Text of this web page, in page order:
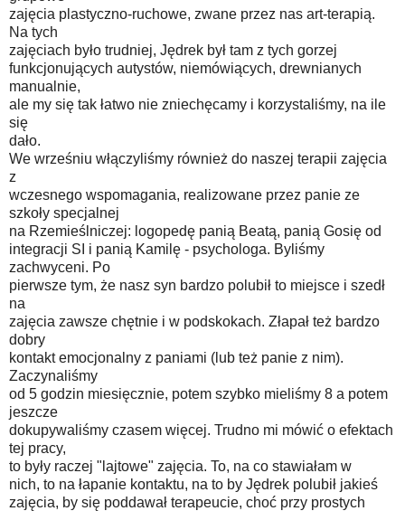
zajęcia plastyczno-ruchowe, zwane przez nas art-terapią.
Na tych
zajęciach było trudniej, Jędrek był tam z tych gorzej
funkcjonujących autystów, niemówiących, drewnianych
manualnie,
ale my się tak łatwo nie zniechęcamy i korzystaliśmy, na ile
się
dało.
We wrześniu włączyliśmy również do naszej terapii zajęcia
z
wczesnego wspomagania, realizowane przez panie ze
szkoły specjalnej
na Rzemieślniczej: logopedę panią Beatą, panią Gosię od
integracji SI i panią Kamilę - psychologa. Byliśmy
zachwyceni. Po
pierwsze tym, że nasz syn bardzo polubił to miejsce i szedł
na
zajęcia zawsze chętnie i w podskokach. Złapał też bardzo
dobry
kontakt emocjonalny z paniami (lub też panie z nim).
Zaczynaliśmy
od 5 godzin miesięcznie, potem szybko mieliśmy 8 a potem
jeszcze
dokupywaliśmy czasem więcej. Trudno mi mówić o efektach
tej pracy,
to były raczej "lajtowe" zajęcia. To, na co stawiałam w
nich, to na łapanie kontaktu, na to by Jędrek polubił jakieś
zajęcia, by się poddawał terapeucie, choć przy prostych